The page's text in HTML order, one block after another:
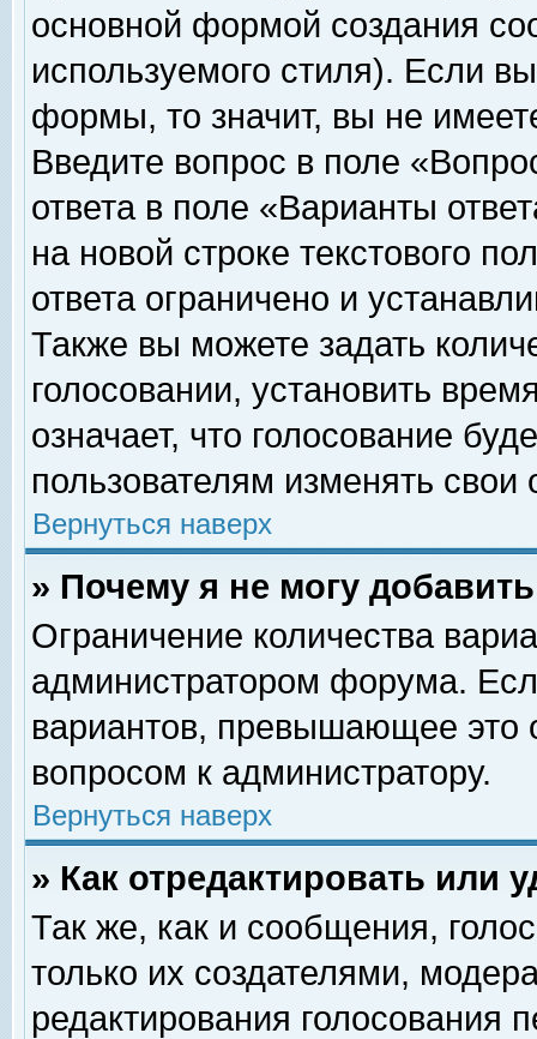
основной формой создания
используемого стиля). Если
формы, то значит, вы не
Введите вопрос в поле
ответа в поле «Варианты
на новой строке текстового
ответа ограничено и
Также вы можете задать
голосовании, установить
означает, что голосование
пользователям изменять свои
Вернуться наверх
» Почему я не могу
Ограничение количества
администратором форума.
вариантов, превышающее это
вопросом к администратору.
Вернуться наверх
» Как отредактировать или
Так же, как и сообщения,
только их создателями,
редактирования голосования